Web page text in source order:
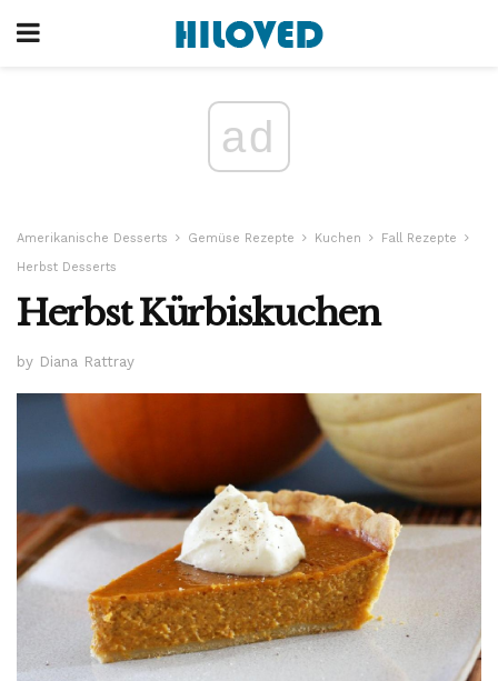
ad
Amerikanische Desserts Gemüse Rezepte Kuchen
Fall Rezepte
Herbst Desserts
Herbst Kürbiskuchen
by Diana Rattray